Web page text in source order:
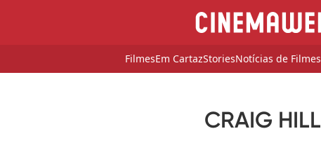
FilmesEm CartazStoriesNotícias de Filmes
CRAIG HILL